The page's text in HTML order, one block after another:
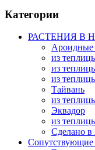
Категории
РАСТЕНИЯ В
Ароидные
из
из
из
Тайвань
из
Эквадор
из
Сделано